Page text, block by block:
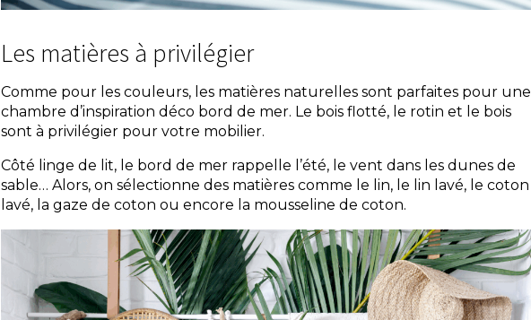
Les matières à privilégier
Comme pour les couleurs, les matières naturelles sont parfaites pour une
chambre d’inspiration déco bord de mer. Le bois flotté, le rotin et le bois
sont à privilégier pour votre mobilier.
Côté linge de lit, le bord de mer rappelle l’été, le vent dans les dunes de
sable… Alors, on sélectionne des matières comme le lin, le lin lavé, le coton
lavé, la gaze de coton ou encore la mousseline de coton.